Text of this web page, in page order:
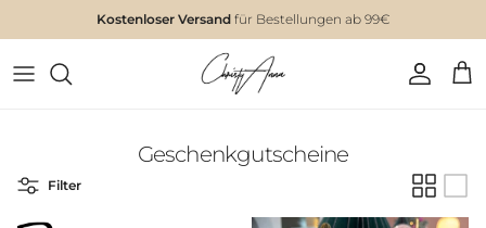
Kostenloser Versand für Bestellungen ab 99€
Geschenkgutscheine
Filter